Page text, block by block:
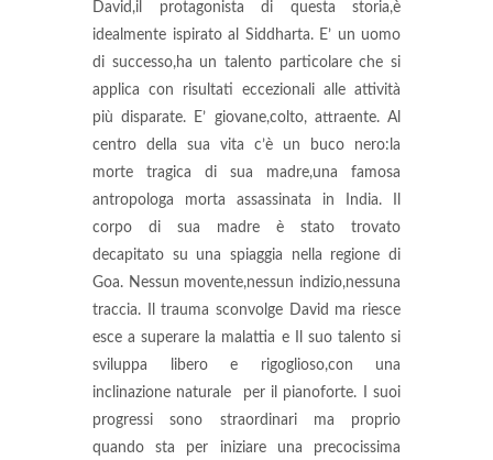
David,il protagonista di questa storia,è
idealmente ispirato al Siddharta. E’ un uomo
di successo,ha un talento particolare che si
applica con risultati eccezionali alle attività
più disparate. E’ giovane,colto, attraente. Al
centro della sua vita c’è un buco nero:la
morte tragica di sua madre,una famosa
antropologa morta assassinata in India.
corpo di sua madre è stato trovato
decapitato su una spiaggia nella regione di
Goa. Nessun movente,nessun indizio,nessuna
traccia.
Il trauma sconvolge David ma riesce
esce a superare la malattia e Il suo talento si
sviluppa libero e rigoglioso,con una
inclinazione naturale per il pianoforte. I suoi
progressi sono straordinari ma proprio
quando sta per iniziare una precocissima